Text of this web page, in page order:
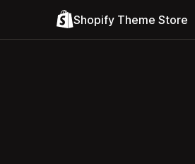
Shopify Theme Store